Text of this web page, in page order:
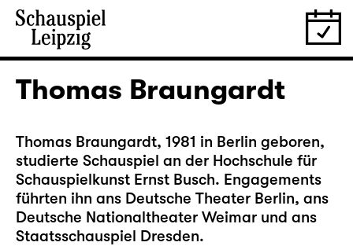
Thomas Braungardt
Thomas Braungardt, 1981 in Berlin geboren,
studierte Schauspiel an der Hochschule für
Schauspielkunst Ernst Busch. Engagements
führten ihn ans Deutsche Theater Berlin, ans
Deutsche Nationaltheater Weimar und ans
Staatsschauspiel Dresden.